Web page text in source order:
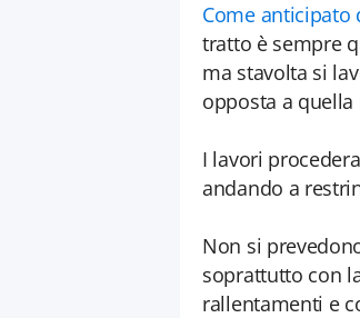
Come anticipato
tratto è sempre
ma stavolta si
opposta a
I lavori
andando a
Non si
soprattutto con
rallentamenti e